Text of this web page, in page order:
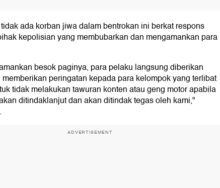
ada korban jiwa dalam bentrokan ini berkat respons
kepolisian yang membubarkan dan mengamankan para
besok paginya, para pelaku langsung diberikan
peringatan kepada para kelompok yang terlibat
tidak melakukan tawuran konten atau geng motor apabila
ditindaklanjut dan akan ditindak tegas oleh kami,"
ADVERTISEMENT